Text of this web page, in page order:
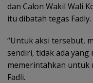
dan Calon Wakil Wali
itu dibatah tegas Fadly.
“Untuk aksi tersebut,
sendiri, tidak ada
memerintahkan untuk
Fadli.